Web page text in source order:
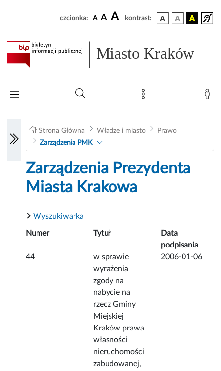
czcionka: A A A kontrast:
Miasto Kraków
Strona Główna Władze i miasto
Prawo
Zarządzenia PMK
Zarządzenia Prezydenta
Miasta Krakowa
Wyszukiwarka
Numer Tytuł
Data
podpisania
44
w sprawie
wyrażenia
zgody na
nabycie na
rzecz Gminy
Miejskiej
Kraków prawa
własności
nieruchomości
zabudowanej,
2006-01-06